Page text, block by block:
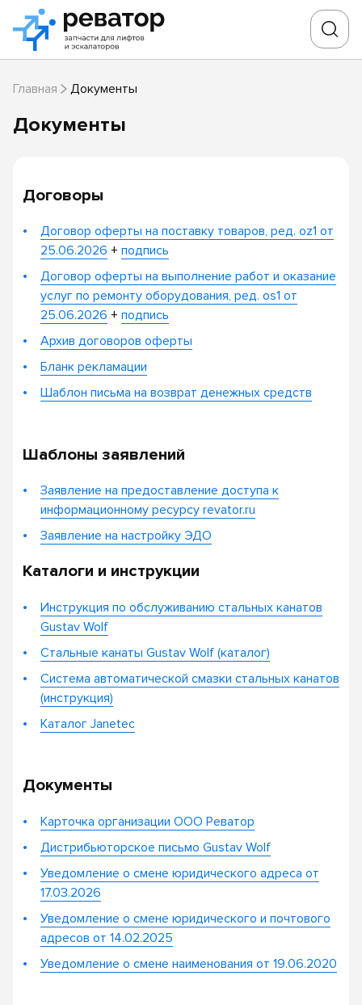
Главная Документы
Документы
Договоры
Договор оферты на поставку товаров, ред. oz1 от
25.06.2026 + подпись
Договор оферты на выполнение работ и оказание
услуг по ремонту оборудования, ред. os1 от
25.06.2026 + подпись
Архив договоров оферты
Бланк рекламации
Шаблон письма на возврат денежных средств
Шаблоны заявлений
Заявление на предоставление доступа к
информационному ресурсу revator.ru
Заявление на настройку ЭДО
Каталоги и инструкции
Инструкция по обслуживанию стальных канатов
Gustav Wolf
Стальные канаты Gustav Wolf (каталог)
Система автоматической смазки стальных канатов
(инструкция)
Каталог Janetec
Документы
Карточка организации ООО Реватор
Дистрибьюторское письмо Gustav Wolf
Уведомление о смене юридического адреса от
17.03.2026
Уведомление о смене юридического и почтового
адресов от 14.02.2025
Уведомление о смене наименования от 19.06.2020